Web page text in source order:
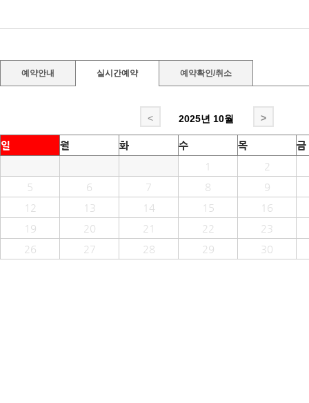
예약안내 실시간예약 예약확인/취소
< 2025년 10월 >
일 월 화 수 목
금
1
2
5
6 7 8
9
12
13 14 15
16
19
20 21 22
23
26
27 28 29 30